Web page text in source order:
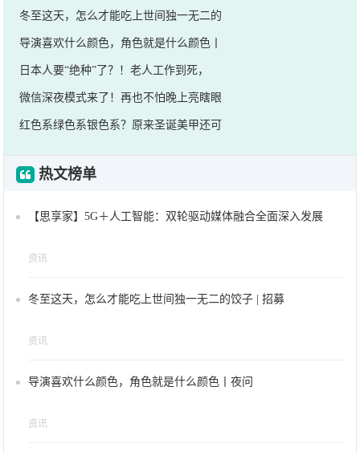
冬至这天，怎么才能吃上世间独一无二的
导演喜欢什么颜色，角色就是什么颜色丨
日本人要“绝种”了？！老人工作到死，
微信深夜模式来了！再也不怕晚上亮瞎眼
红色系绿色系银色系？原来圣诞美甲还可
热文榜单
【思享家】5G＋人工智能：双轮驱动媒体融合全面深入发展
资讯
冬至这天，怎么才能吃上世间独一无二的饺子 | 招募
资讯
导演喜欢什么颜色，角色就是什么颜色丨夜问
资讯